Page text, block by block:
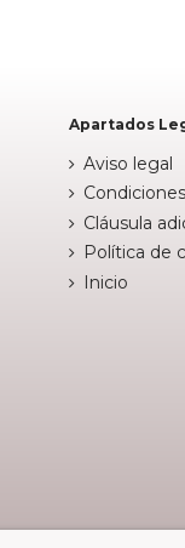
Apartados
Aviso legal
Cláusula
Política de
Inicio